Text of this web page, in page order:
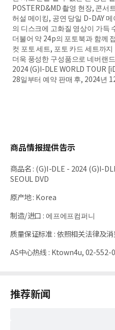
POSTERD&MD 촬영 현장, 콘서
허설 메이킹, 공연 당일 D-DAY
의 디스크에 고화질 영상이 가득
더불어 약 24p의 포토북과 함께
컷 포토 세트, 포토 카드 세트까지
더욱 풍성한 구성품으로 네버랜
2024 (G)I-DLE WORLD TOUR
28일부터 예약 판매 후, 2024년
商品情报提供告示
商品名: (G)I-DLE - 2024 (G)I-
SEOUL DVD
原产地: Korea
制造/进口 :에프에프컴퍼니
质量保证标准 :依照相关法律及
AS中心热线 : Ktown4u, 02-552-
推荐新闻